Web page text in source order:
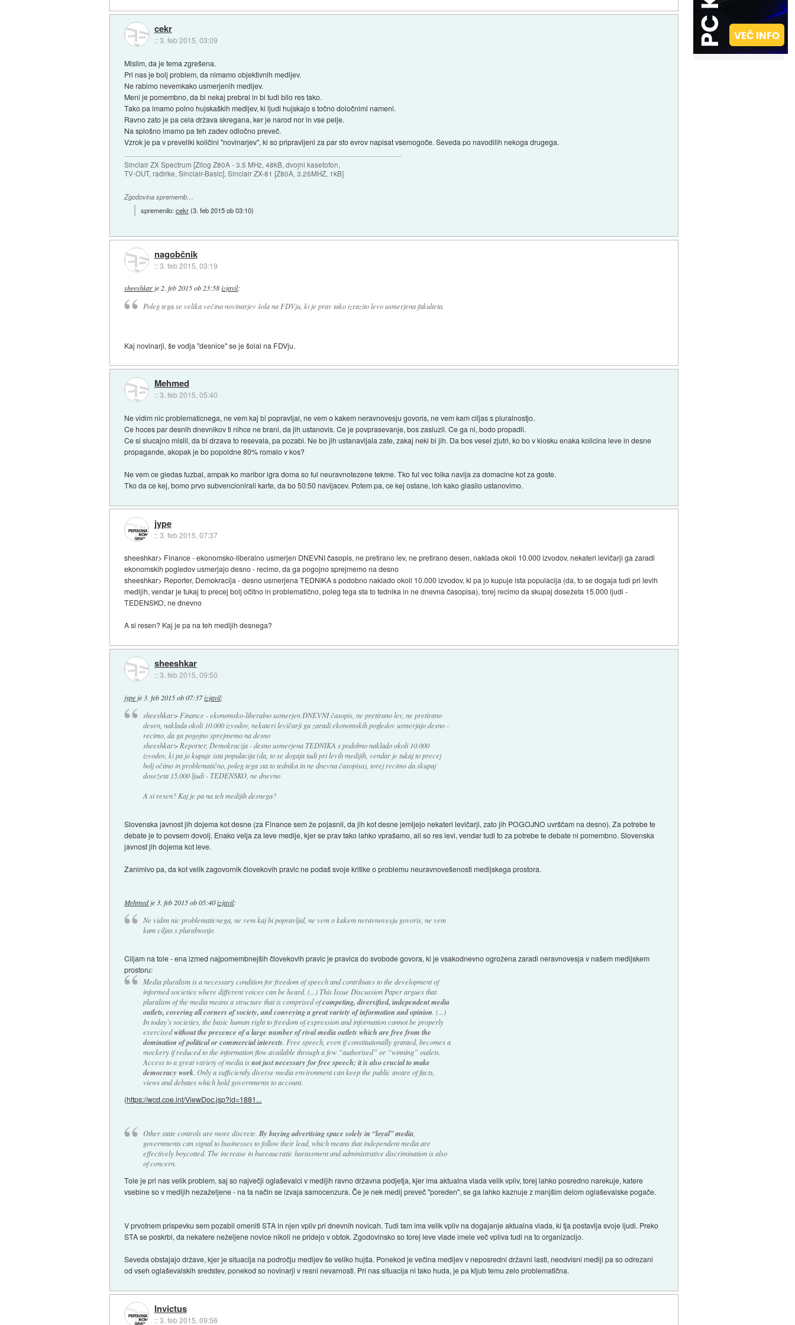
cekr
::3. feb 2015, 03:09
Mislim, da je tema zgrešena.
Pri nas je bolj problem, da nimamo objektivnih medijev.
Ne rabimo nevemkako usmerjenih medijev.
Meni je pomembno, da bi nekaj prebral in bi tudi bilo res tako.
Tako pa imamo polno hujskaških medijev, ki ljudi hujskajo s točno določnimi nameni.
Ravno zato je pa cela država skregana, ker je narod nor in vse pelje.
Na splošno imamo pa teh zadev odločno preveč.
Vzrok je pa v preveliki količini "novinarjev", ki so pripravljeni za par sto evrov napisat vsemogoče. Seveda po navodilih nekoga drugega.
Sinclair ZX Spectrum [Zilog Z80A - 3.5 MHz, 48kB, dvojni kasetofon,
TV-OUT, radirke, Sinclair-Basic], Sinclair ZX-81 [Z80A, 3.25MHZ, 1kB]
Zgodovina sprememb…
spremenilo:cekr(3. feb 2015 ob 03:10)
nagobčnik
::3. feb 2015, 03:19
sheeshkarje2. feb 2015 ob 23:58 izjavil:
Poleg tega se velika večina novinarjev šola na FDVju, ki je prav tako izrazito levo usmerjena fakulteta.
Kaj novinarji, še vodja "desnice" se je šolal na FDVju.
Mehmed
::3. feb 2015, 05:40
Ne vidim nic problematicnega, ne vem kaj bi popravljal, ne vem o kakem neravnovesju govoris, ne vem kam ciljas s pluralnostjo.
Ce hoces par desnih dnevnikov ti nihce ne brani, da jih ustanovis. Ce je povprasevanje, bos zasluzil. Ce ga ni, bodo propadli.
Ce si slucajno mislil, da bi drzava to resevala, pa pozabi. Ne bo jih ustanavljala zate, zakaj neki bi jih. Da bos vesel zjutri, ko bo v kiosku enaka kolicina leve in desne
propagande, akopak je bo popoldne 80% romalo v kos?
Ne vem ce gledas fuzbal, ampak ko maribor igra doma so ful neuravnotezene tekme. Tko ful vec folka navija za domacine kot za goste.
Tko da ce kej, bomo prvo subvencionirali karte, da bo 50:50 navijacev. Potem pa, ce kej ostane, loh kako glasilo ustanovimo.
jype
::3. feb 2015, 07:37
sheeshkar> Finance - ekonomsko-liberalno usmerjen DNEVNI časopis, ne pretirano lev, ne pretirano desen, naklada okoli 10.000 izvodov, nekateri levičarji ga zaradi
ekonomskih pogledov usmerjajo desno - recimo, da ga pogojno sprejmemo na desno
sheeshkar> Reporter, Demokracija - desno usmerjena TEDNIKA s podobno naklado okoli 10.000 izvodov, ki pa jo kupuje ista populacija (da, to se dogaja tudi pri levih
medijih, vendar je tukaj to precej bolj očitno in problematično, poleg tega sta to tednika in ne dnevna časopisa), torej recimo da skupaj dosežeta 15.000 ljudi -
TEDENSKO, ne dnevno
A si resen? Kaj je pa na teh medijih desnega?
sheeshkar
::3. feb 2015, 09:50
jype je 3. feb 2015 ob 07:37izjavil:
sheeshkar> Finance - ekonomsko-liberalno usmerjen DNEVNI časopis, ne pretirano lev, ne pretirano
desen, naklada okoli 10.000 izvodov, nekateri levičarji ga zaradi ekonomskih pogledov usmerjajo desno -
recimo, da ga pogojno sprejmemo na desno
sheeshkar> Reporter, Demokracija - desno usmerjena TEDNIKA s podobno naklado okoli 10.000
izvodov, ki pa jo kupuje ista populacija (da, to se dogaja tudi pri levih medijih, vendar je tukaj to precej
bolj očitno in problematično, poleg tega sta to tednika in ne dnevna časopisa), torej recimo da skupaj
dosežeta 15.000 ljudi - TEDENSKO, ne dnevno
A si resen? Kaj je pa na teh medijih desnega?
Slovenska javnost jih dojema kot desne (za Finance sem že pojasnil, da jih kot desne jemljejo nekateri levičarji, zato jih POGOJNO uvrščam na desno). Za potrebe te
debate je to povsem dovolj. Enako velja za leve medije, kjer se prav tako lahko vprašamo, ali so res levi, vendar tudi to za potrebe te debate ni pomembno. Slovenska
javnost jih dojema kot leve.
Zanimivo pa, da kot velik zagovornik človekovih pravic ne podaš svoje kritike o problemu neuravnovešenosti medijskega prostora.
Mehmedje 3. feb 2015 ob 05:40 izjavil:
Ne vidim nic problematicnega, ne vem kaj bi popravljal, ne vem o kakem neravnovesju govoris, ne vem
kam ciljas s pluralnostjo.
Ciljam na tole - ena izmed najpomembnejših človekovih pravic je pravica do svobode govora, ki je vsakodnevno ogrožena zaradi neravnovesja v našem medijskem
prostoru:
Media pluralism is a necessary condition for freedom of speech and contributes to the development of
informed societies where different voices can be heard. (...) This Issue Discussion Paper argues that
pluralism of the media means a structure that is comprised ofcompeting, diversified, independent media
outlets, covering all corners of society, and conveying a great variety of information and opinion . (...)
In today’s societies, the basic human right to freedom of expression and information cannot be properly
exercisedwithout the presence of a large number of rival media outlets which are free from the
domination of political or commercial interests . Free speech, even if constitutionally granted, becomes a
mockery if reduced to the information flow available through a few “authorised” or “winning” outlets.
Access to a great variety of media isnot just necessary for free speech; it is also crucial to make
democracy work. Only a sufficiently diverse media environment can keep the public aware of facts,
views and debates which hold governments to account.
(https://wcd.coe.int/ViewDoc.jsp?id=1881...
Other state controls are more discrete. By buying advertising space solely in “loyal” media,
governments can signal to businesses to follow their lead, which means that independent media are
effectively boycotted. The increase in bureaucratic harassment and administrative discrimination is also
of concern.
Tole je pri nas velik problem, saj so največji oglaševalci v medijih ravno državna podjetja, kjer ima aktualna vlada velik vpliv, torej lahko posredno narekuje, katere
vsebine so v medijih nezaželjene - na ta način se izvaja samocenzura. Če je nek medij preveč "poreden", se ga lahko kaznuje z manjšim delom oglaševalske pogače.
V prvotnem prispevku sem pozabil omeniti STA in njen vpliv pri dnevnih novicah. Tudi tam ima velik vpliv na dogajanje aktualna vlada, ki tja postavlja svoje ljudi. Preko
STA se poskrbi, da nekatere neželjene novice nikoli ne pridejo v obtok. Zgodovinsko so torej leve vlade imele več vpliva tudi na to organizacijo.
Seveda obstajajo države, kjer je situacija na področju medijev še veliko hujša. Ponekod je večina medijev v neposredni državni lasti, neodvisni mediji pa so odrezani
od vseh oglaševalskih sredstev, ponekod so novinarji v resni nevarnosti. Pri nas situacija ni tako huda, je pa kljub temu zelo problematična.
Invictus
::3. feb 2015, 09:56